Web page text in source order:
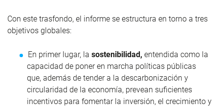
Con este trasfondo, el informe se estructura en torno a tres
objetivos globales:
En primer lugar, la sostenibilidad, entendida como la
capacidad de poner en marcha políticas públicas
que, además de tender a la descarbonización y
circularidad de la economía, prevean suficientes
incentivos para fomentar la inversión, el crecimiento y